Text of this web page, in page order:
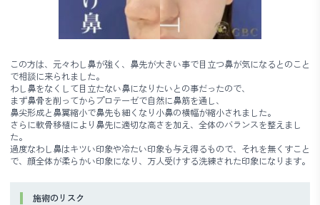
この方は、元々わし鼻が強く、鼻先が大きい事で目立つ鼻が気になるとのこと
で相談に来られました。
わし鼻をなくして目立たない鼻になりたいとの事だったので、
まず鼻骨を削ってからプロテーゼで自然に鼻筋を通し、
鼻尖形成と鼻翼縮小で鼻先も細くなり小鼻の横幅が縮小されました。
さらに軟骨移植により鼻先に適切な高さを加え、全体のバランスを整えまし
た。
過度なわし鼻はキツい印象や冷たい印象も与え得るもので、それを無くすこと
で、顔全体が柔らかい印象になり、万人受けする洗練された印象になります。
施術のリスク